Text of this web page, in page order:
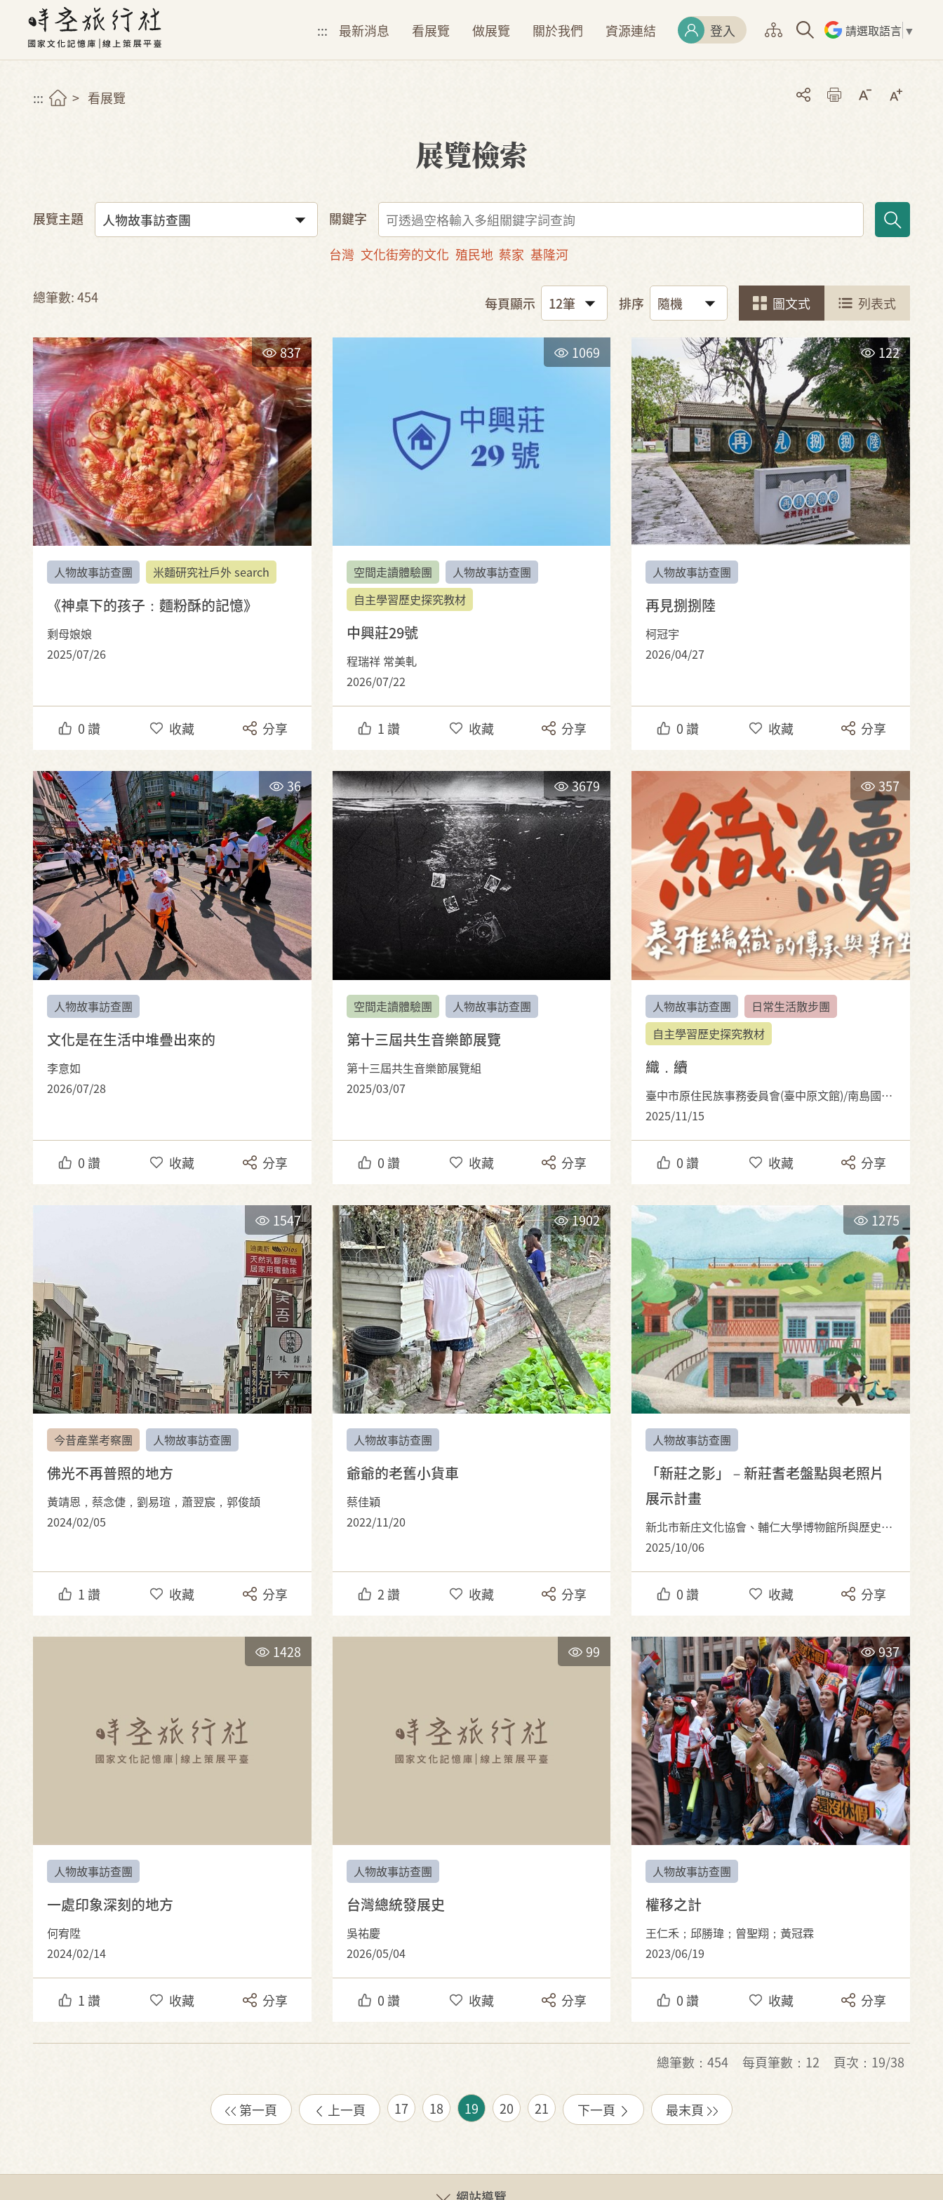
::: 最新消息 看展覽 做展覽 關於我們 資源連結 登入 請選取語言 ▼
::: 看展覽
展覽檢索
展覽主題
關鍵字
台灣 文化街旁的文化 殖民地 蔡家 基隆河
總筆數: 454 每頁顯示 排序 圖文式 列表式
837
人物故事訪查團 米麵研究社戶外 search
《神桌下的孩子：麵粉酥的記憶》
剩母娘娘
2025/07/26
0讚 收藏 分享
1069
空間走讀體驗團
人物故事訪查團
自主學習歷史探究教材
中興莊29號
程瑞祥 常美軋
2026/07/22
1讚 收藏 分享
122
人物故事訪查團
再見捌捌陸
柯冠宇
2026/04/27
0讚 收藏 分享
36
人物故事訪查團
文化是在生活中堆疊出來的
李意如
2026/07/28
0讚 收藏 分享
3679
空間走讀體驗團 人物故事訪查團
第十三屆共生音樂節展覽
第十三屆共生音樂節展覽組
2025/03/07
0讚 收藏 分享
357
人物故事訪查團
日常生活散步團
自主學習歷史探究教材
織．續
臺中市原住民族事務委員會(臺中原文館)/南島國際有限公司
2025/11/15
0讚 收藏 分享
1547
今昔產業考察團 人物故事訪查團
佛光不再普照的地方
黃靖恩，蔡念倢，劉易瑄，蕭翌宸，郭俊頡
2024/02/05
1讚 收藏 分享
1902
人物故事訪查團
爺爺的老舊小貨車
蔡佳穎
2022/11/20
2讚 收藏 分享
1275
人物故事訪查團
「新莊之影」－新莊耆老盤點與老照片
展示計畫
新北市新庄文化協會、輔仁大學博物館所與歷史系師生團隊
2025/10/06
0讚 收藏 分享
1428
人物故事訪查團
一處印象深刻的地方
何宥陞
2024/02/14
1讚 收藏 分享
99
人物故事訪查團
台灣總統發展史
吳祐慶
2026/05/04
0讚 收藏 分享
937
人物故事訪查團
權移之計
王仁禾；邱勝瑋；曾聖翔；黃冠霖
2023/06/19
0讚 收藏 分享
總筆數：454 每頁筆數：12 頁次：19/38
第一頁 上一頁 17 18 19 20 21 下一頁 最末頁